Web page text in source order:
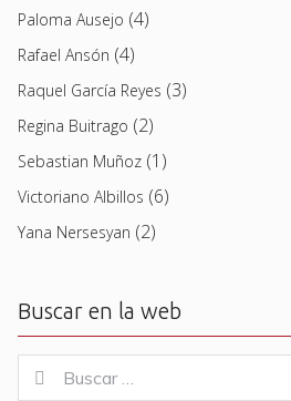
Paloma Ausejo (4)
Rafael Ansón (4)
Raquel García Reyes (3)
Regina Buitrago (2)
Sebastian Muñoz (1)
Victoriano Albillos (6)
Yana Nersesyan (2)
Buscar en la web
for:
Buscar